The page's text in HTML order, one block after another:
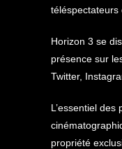
téléspectateurs
Horizon 3 se
présence sur
Twitter,
L’essentiel des
propriété